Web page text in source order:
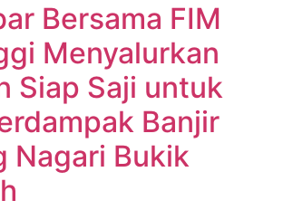
Bersama FIM
Menyalurkan
Siap Saji untuk
Banjir
Nagari Bukik